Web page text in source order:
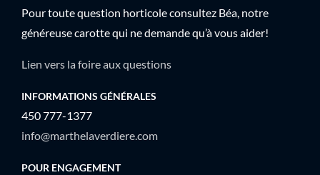
Pour toute question horticole consultez Béa, notre
généreuse carotte qui ne demande qu’à vous aider!
Lien vers la foire aux questions
INFORMATIONS GÉNÉRALES
450 777-1377
info@marthelaverdiere.com
POUR ENGAGEMENT